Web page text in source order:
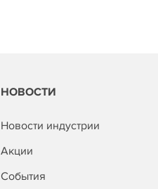
НОВОСТИ
Новости индустрии
Акции
События